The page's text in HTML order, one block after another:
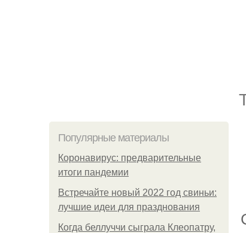
Популярные материалы
Коронавирус: предварительные
итоги пандемии
Встречайте новый 2022 год свиньи:
лучшие идеи для празднования
Когда беллуччи сыграла Клеопатру,